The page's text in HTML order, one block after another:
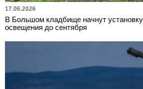
17.06.2026
В Большом кладбище начнут
освещения до сентября